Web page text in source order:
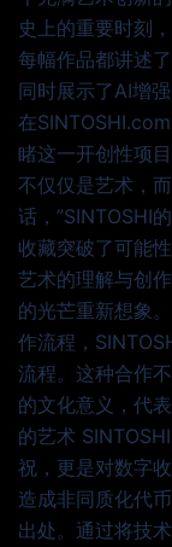
史上的重要时刻
每幅作品都讲述
同时展示了AI增
在
睹这一开创性项
不仅仅是艺术，
话，”SINTOSHI
收藏突破了可能
艺术的理解与创
的光芒重新想象
作流程，
流程。这种合作
的文化意义，代
的艺术
祝，更是对数字
造成非同质化代
出处。通过将技